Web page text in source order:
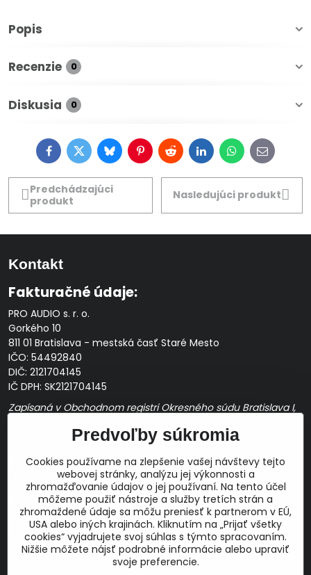
Popis
Recenzie 0
Diskusia 0
FacebookTwitterBlueskyPinterestRedditLinkedInWhatsApp
E-
mail
Predchádzajúci
produkt
Nasledujúci produkt
Kontakt
Fakturačné údaje:
PRO AUDIO s. r. o.
Gorkého 10
811 01 Bratislava - mestská časť Staré Mesto
IČO: 54492840
DIČ: 2121704145
IČ DPH: SK2121704145
Zapísaná v Obchodnom registri Okresného súdu Bratislava I,
Prevádzková doba: pracovné dni10:00 - 14:00
E-mail:
obchod@proaudio.sk
Bankové spojenie:
Slovenská sporiteľňa, a.s.
IBAN: SK48 0900 0000 0051 9050 9782
SWIFT: GIBASKBX
Predvoľby súkromia
Cookies používame na zlepšenie vašej návštevy tejto
webovej stránky, analýzu jej výkonnosti a
zhromažďovanie údajov o jej používaní. Na tento účel
môžeme použiť nástroje a služby tretích strán a
zhromaždené údaje sa môžu preniesť k partnerom v EÚ,
USA alebo iných krajinách. Kliknutím na „Prijať všetky
cookies“ vyjadrujete svoj súhlas s týmto spracovaním.
Nižšie môžete nájsť podrobné informácie alebo upraviť
svoje preferencie.